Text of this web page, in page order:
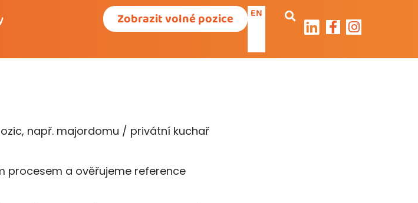
Zobrazit volné pozice EN
např. majordomu / privátní kuchař
procesem a ověřujeme reference